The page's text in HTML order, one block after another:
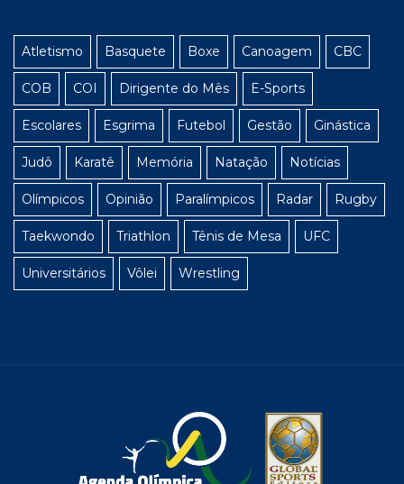
Atletismo Basquete Boxe Canoagem CBC
COB COI Dirigente do Mês E-Sports
Escolares Esgrima Futebol Gestão Ginástica
Judô Karatê Memória Natação Notícias
Olímpicos Opinião Paralímpicos Radar Rugby
Taekwondo Triathlon Tênis de Mesa UFC
Universitários Vôlei Wrestling